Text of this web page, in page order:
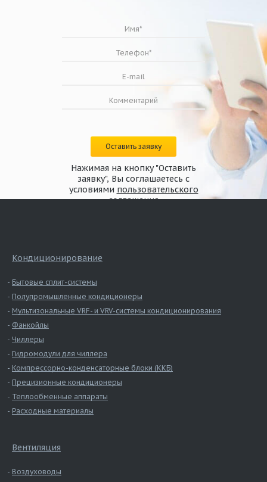
Оставить заявку
Нажимая на кнопку "Оставить
заявку", Вы соглашаетесь с
условиями пользовательского
соглашения
Кондиционирование
Бытовые сплит-системы
Полупромышленные кондиционеры
Мультизональные VRF- и VRV-системы кондиционирования
Фанкойлы
Чиллеры
Гидромодули для чиллера
Компрессорно-конденсаторные блоки (ККБ)
Прецизионные кондиционеры
Теплообменные аппараты
Расходные материалы
Вентиляция
Воздуховоды